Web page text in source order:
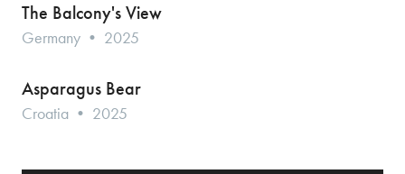
The Balcony's View
Germany • 2025
Asparagus Bear
Croatia • 2025